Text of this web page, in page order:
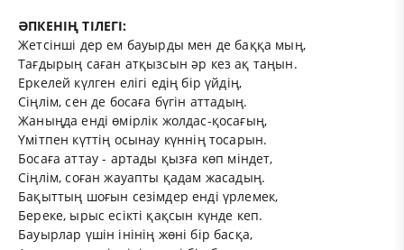
ӘПКЕНІҢ ТІЛЕГІ:
Жетсінші дер ем бауырды мен де баққа мың,
Тағдырың саған атқызсын әр кез ақ таңын.
Еркелей күлген елігі едің бір үйдің,
Сіңлім, сен де босаға бүгін аттадың.
Жаныңда енді өмірлік жолдас-қосағың,
Үмітпен күттің осынау күннің тосарын.
Босаға аттау - артады қызға көп міндет,
Сіңлім, соған жауапты қадам жасадың.
Бақыттың шоғын сезімдер енді үрлемек,
Береке, ырыс есікті қақсын күнде кеп.
Бауырлар үшін інінің жөні бір басқа,